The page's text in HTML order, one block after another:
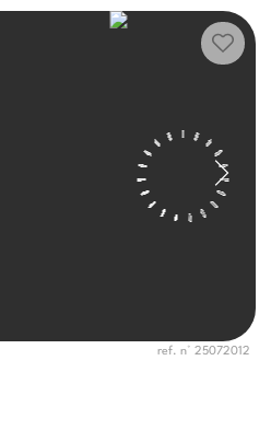
ref. n° 25072012